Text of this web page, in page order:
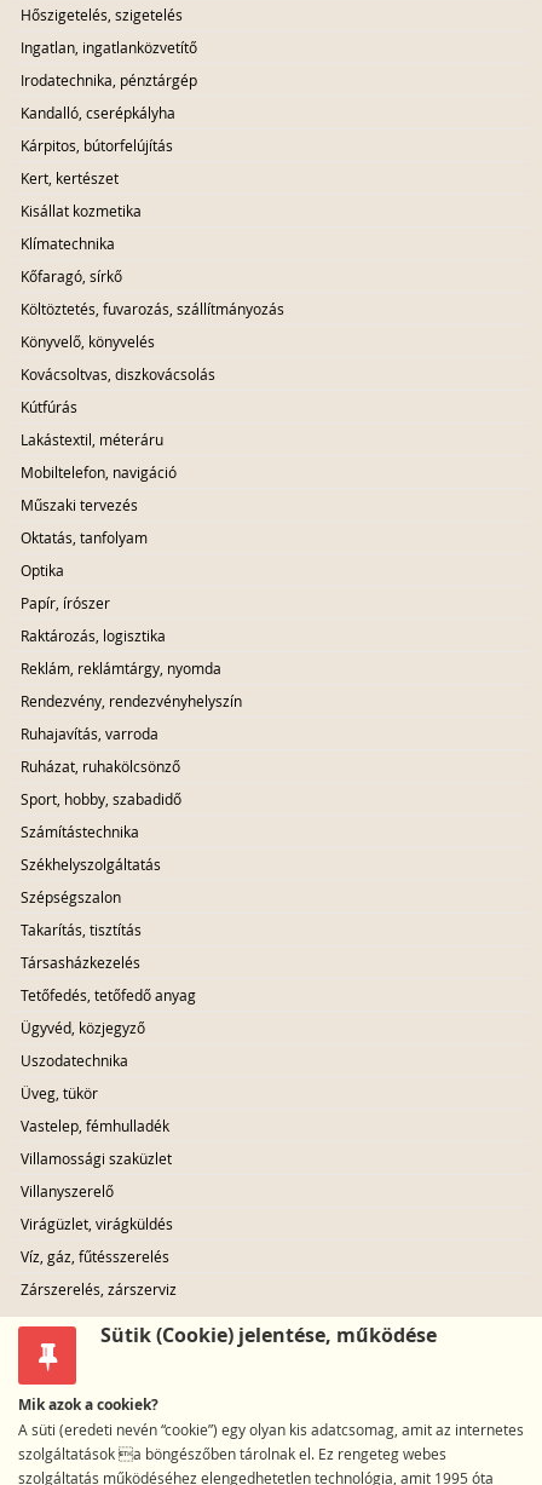
Hőszigetelés, szigetelés
Ingatlan, ingatlanközvetítő
Irodatechnika, pénztárgép
Kandalló, cserépkályha
Kárpitos, bútorfelújítás
Kert, kertészet
Kisállat kozmetika
Klímatechnika
Kőfaragó, sírkő
Költöztetés, fuvarozás, szállítmányozás
Könyvelő, könyvelés
Kovácsoltvas, diszkovácsolás
Kútfúrás
Lakástextil, méteráru
Mobiltelefon, navigáció
Műszaki tervezés
Oktatás, tanfolyam
Optika
Papír, írószer
Raktározás, logisztika
Reklám, reklámtárgy, nyomda
Rendezvény, rendezvényhelyszín
Ruhajavítás, varroda
Ruházat, ruhakölcsönző
Sport, hobby, szabadidő
Számítástechnika
Székhelyszolgáltatás
Szépségszalon
Takarítás, tisztítás
Társasházkezelés
Tetőfedés, tetőfedő anyag
Ügyvéd, közjegyző
Uszodatechnika
Üveg, tükör
Vastelep, fémhulladék
Villamossági szaküzlet
Villanyszerelő
Virágüzlet, virágküldés
Víz, gáz, fűtésszerelés
Zárszerelés, zárszerviz
Sütik (Cookie) jelentése, működése
Mik azok a cookiek?
A süti (eredeti nevén “cookie”) egy olyan kis adatcsomag, amit az internetes
szolgáltatások a böngészőben tárolnak el. Ez rengeteg webes
szolgáltatás működéséhez elengedhetetlen technológia, amit 1995 óta